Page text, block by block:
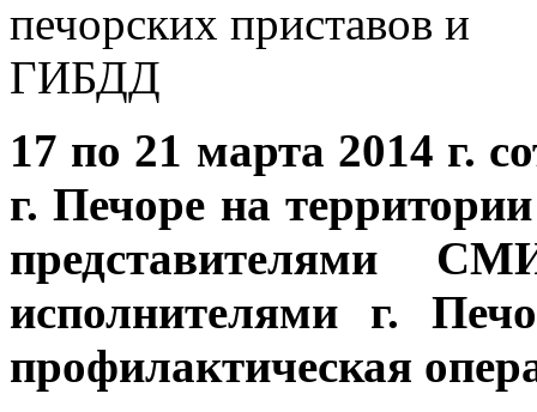
17 по 21 марта 2014 г.
г. Печоре на
представителями
исполнителями г.
профилактическая